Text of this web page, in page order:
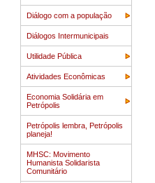
Diálogo com a população
Diálogos Intermunicipais
Utilidade Pública
Atividades Econômicas
Economia Solidária em
Petrópolis
Petrópolis lembra, Petrópolis
planeja!
MHSC: Movimento
Humanista Solidarista
Comunitário